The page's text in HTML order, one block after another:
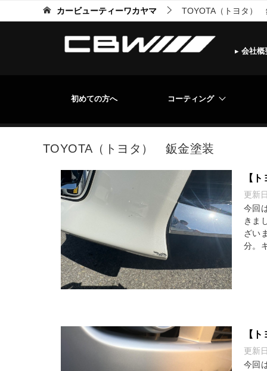
カービューティーワカヤマ TOYOTA（トヨタ）
▸ 会社概
初めての方へ コーティング
TOYOTA（トヨタ） 鈑金塗装
【
更新
今回
きま
ざい
分。
【
更新
今回